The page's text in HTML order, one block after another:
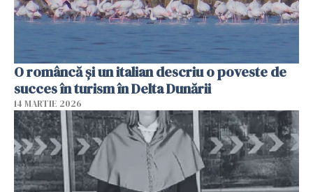
O româncă și un italian descriu o poveste de
succes în turism în Delta Dunării
14 MARTIE 2026